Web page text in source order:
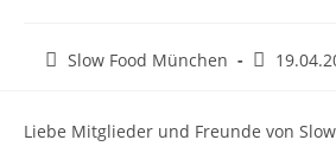
Slow Food München
Liebe Mitglieder und Freunde von